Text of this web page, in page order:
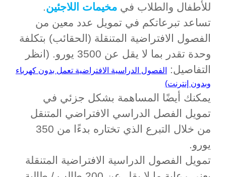
للأطفال والطلاب في مخيمات اللاجئين.
تساعد تبرعاتكم في تمويل عدد معين من
الفصول الافتراضية المتنقلة (الحقائب) بتكلفة
وحدة تقدر بما لا يقل عن 3500 يورو. (انظر
التفاصيل:
الفصول الدراسية الافتراضية تعمل بدون كهرباء
وبدون إنترنت)
يمكنك أيضًا المساهمة بشكل جزئي في
تمويل الفصل الدراسي الافتراضي المتنقل
من خلال التبرع الذي تختاره بدءًا من 350
يورو.
تمويل الفصول الدراسية الافتراضية المتنقلة